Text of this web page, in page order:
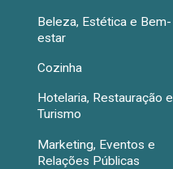
Beleza, Estética e Bem-
estar
Cozinha
Hotelaria, Restauração e
Turismo
Marketing, Eventos e
Relações Públicas